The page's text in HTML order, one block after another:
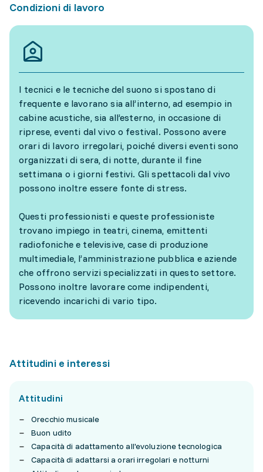
Condizioni di lavoro
I tecnici e le tecniche del suono si spostano di
frequente e lavorano sia all’interno, ad esempio in
cabine acustiche, sia all’esterno, in occasione di
riprese, eventi dal vivo o festival. Possono avere
orari di lavoro irregolari, poiché diversi eventi sono
organizzati di sera, di notte, durante il fine
settimana o i giorni festivi. Gli spettacoli dal vivo
possono inoltre essere fonte di stress.
Questi professionisti e queste professioniste
trovano impiego in teatri, cinema, emittenti
radiofoniche e televisive, case di produzione
multimediale, l’amministrazione pubblica e aziende
che offrono servizi specializzati in questo settore.
Possono inoltre lavorare come indipendenti,
ricevendo incarichi di vario tipo.
Attitudini e interessi
Attitudini
Orecchio musicale
Buon udito
Capacità di adattamento all'evoluzione tecnologica
Capacità di adattarsi a orari irregolari e notturni